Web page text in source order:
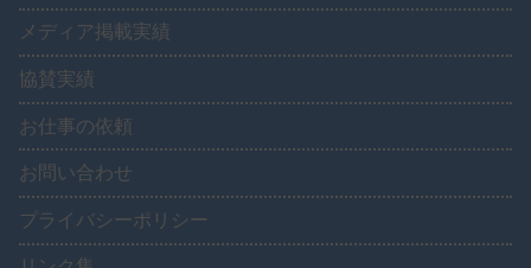
メディア掲載実績
協賛実績
お仕事の依頼
お問い合わせ
プライバシーポリシー